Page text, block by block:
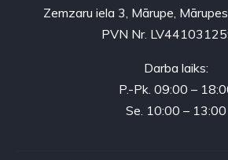
Zemzaru iela 3, Mārupe,
PVN Nr.
Darba laiks:
P.-Pk. 09:00 –
Se. 10:00 – 13:00